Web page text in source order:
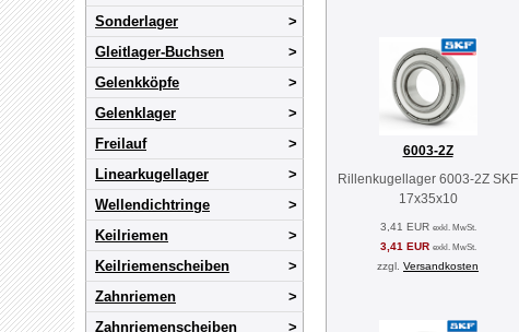
Sonderlager
Gleitlager-Buchsen
Gelenkköpfe
Gelenklager
Freilauf
Linearkugellager
Wellendichtringe
Keilriemen
Keilriemenscheiben
Zahnriemen
Zahnriemenscheiben
6003-2Z
Rillenkugellager 6003-2Z SKF
17x35x10
3,41 EUR exkl. MwSt.
3,41 EUR exkl. MwSt.
zzgl. Versandkosten